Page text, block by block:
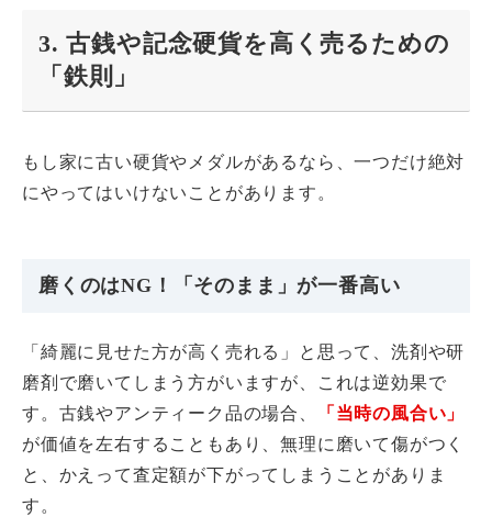
3. 古銭や記念硬貨を高く売るための
「鉄則」
もし家に古い硬貨やメダルがあるなら、一つだけ絶対
にやってはいけないことがあります。
磨くのはNG！「そのまま」が一番高い
「綺麗に見せた方が高く売れる」と思って、洗剤や研
磨剤で磨いてしまう方がいますが、これは逆効果で
す。古銭やアンティーク品の場合、
「当時の風合い」
が価値を左右することもあり、無理に磨いて傷がつく
と、かえって査定額が下がってしまうことがありま
す。